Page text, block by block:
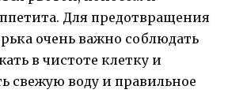
Для предотвращения
очень важно соблюдать
в чистоте клетку и
свежую воду и правильное